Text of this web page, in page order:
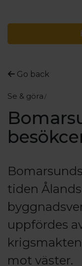
Go back
Se & göra
tiden
uppfördes
mot väster.